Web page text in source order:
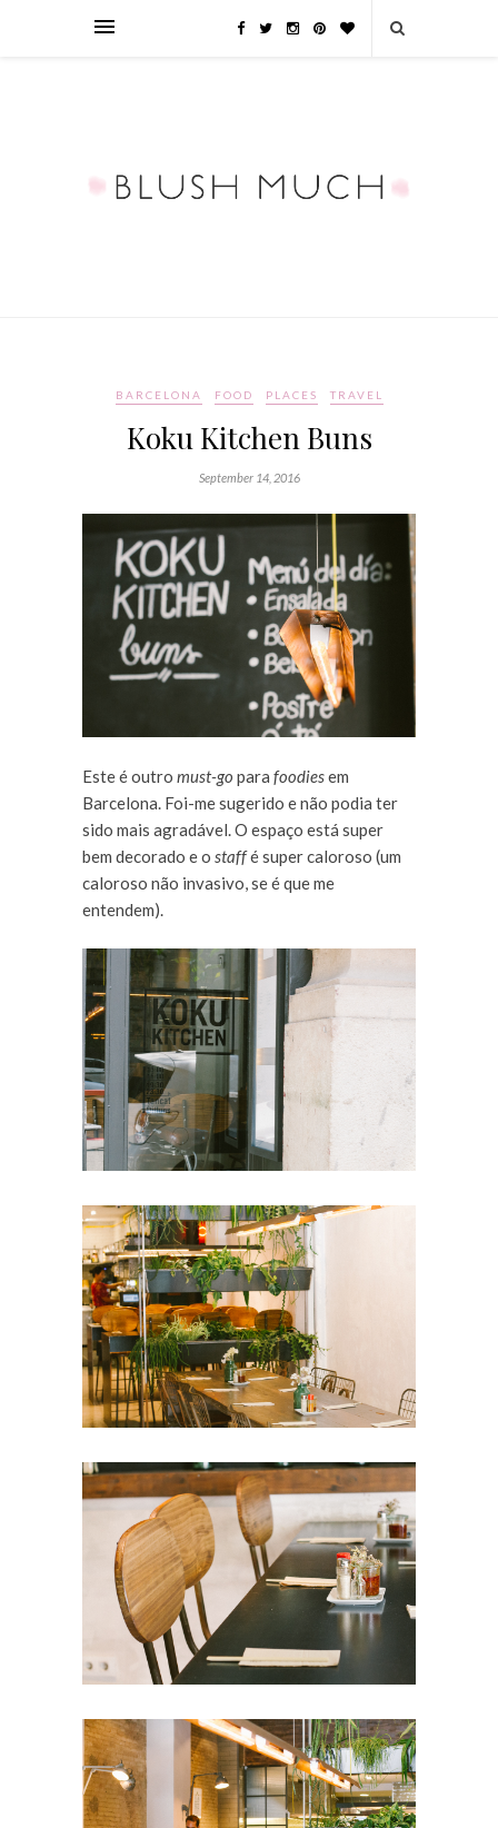
BARCELONA FOOD PLACES TRAVEL
Koku Kitchen Buns
September 14, 2016
Este é outro must-go para foodiesem
Barcelona. Foi-me sugerido e não podia ter
sido mais agradável. O espaço está super
bem decorado e o staffé super caloroso (um
caloroso não invasivo, se é que me
entendem).